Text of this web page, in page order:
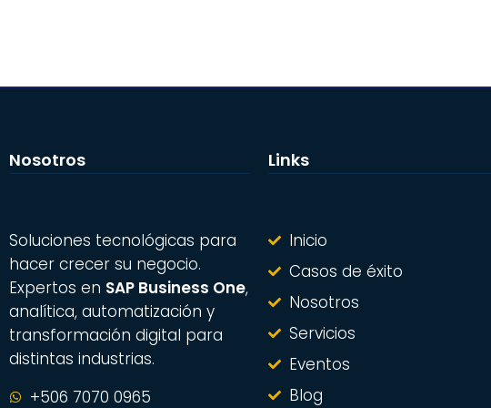
Nosotros
Soluciones tecnológicas para
hacer crecer su negocio.
Expertos en SAP Business One,
analítica, automatización y
transformación digital para
distintas industrias.
+506 7070 0965
Links
Inicio
Casos de éxito
Nosotros
Servicios
Eventos
Blog